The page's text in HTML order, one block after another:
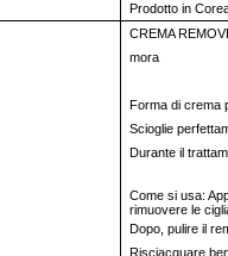
Prodotto in
CREMA
mora
Forma di crema
Scioglie
Durante il
Come si usa:
rimuovere le
Dopo, pulire il
Risciacquare